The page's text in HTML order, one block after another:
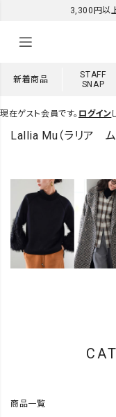
3,300円以
新着商品
STAFF
SNAP
現在ゲスト会員です。 ログイン
Lallia Mu（ラリア ム
商品一覧